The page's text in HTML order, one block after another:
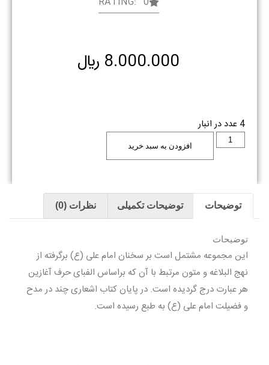
8.000.000 ﷼
4 عدد در انبار
افزودن به سبد خرید
توضیحات توضیحات تکمیلی نظرات (0)
توضیحات
این مجموعه مشتمل است بر سخنان امام علی (ع) برگرفته از
نهج البلاغه و متون مرتبط با آن که براساس الفبای حرف آغازین
هر عبارت درج گردیده است. در پایان کتاب اشعاری چند در مدح
و فضیلت امام علی (ع) به طبع رسیده است.